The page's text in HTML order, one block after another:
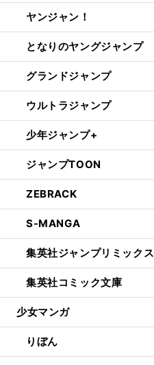
ヤンジャン！
となりのヤングジャンプ
グランドジャンプ
ウルトラジャンプ
少年ジャンプ+
ジャンプTOON
ZEBRACK
S-MANGA
集英社ジャンプリミックス
集英社コミック文庫
少女マンガ
りぼん